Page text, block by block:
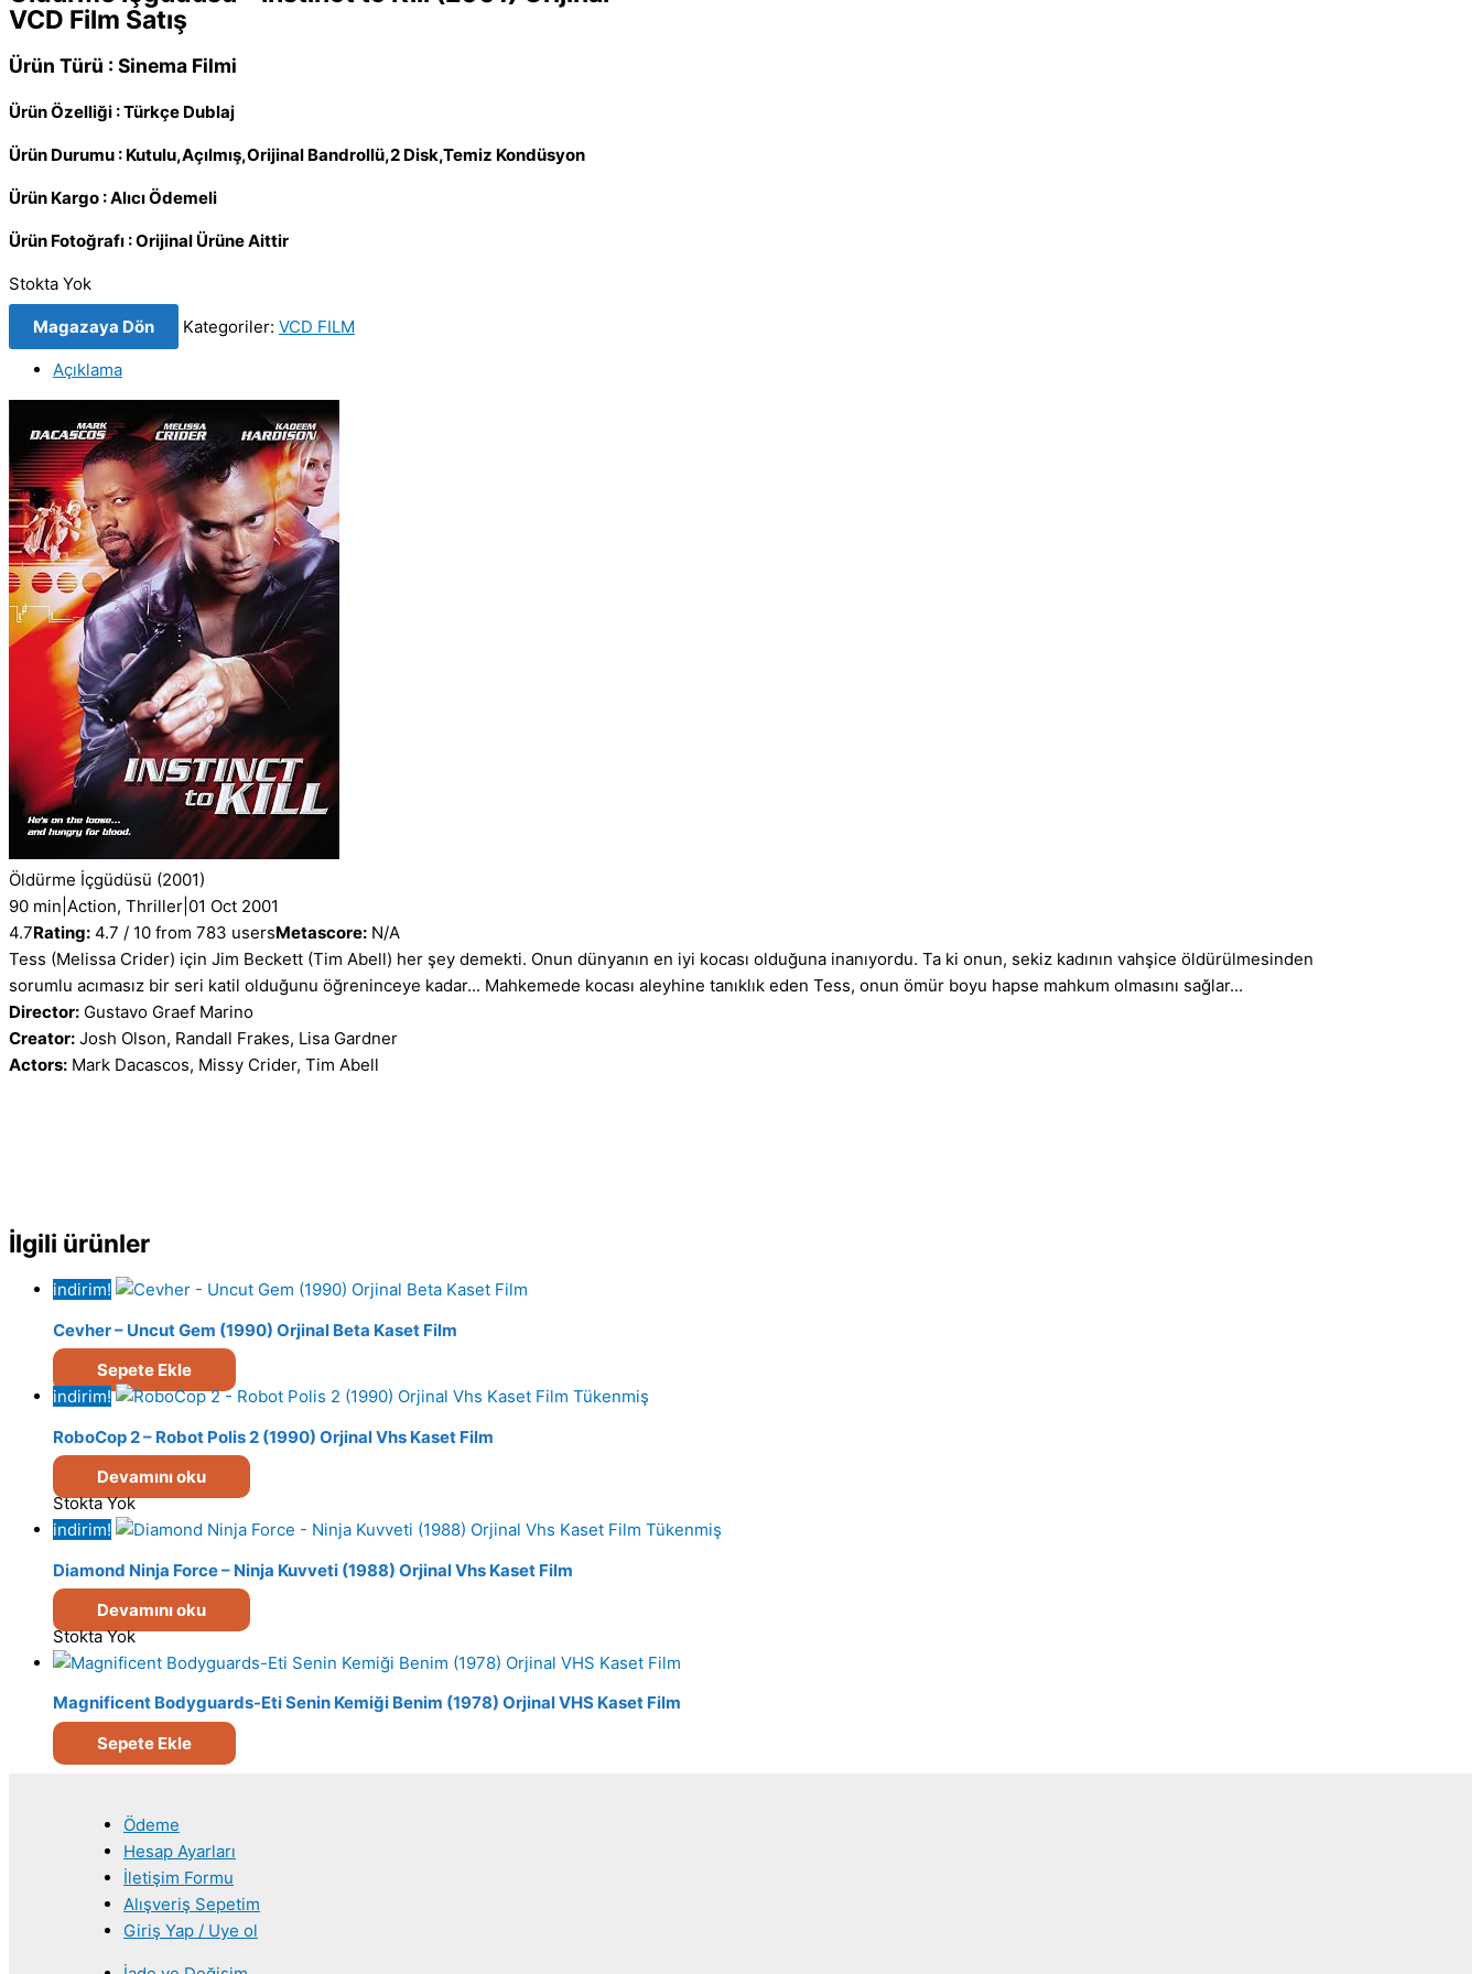
VCD Film Satış
Ürün Türü : Sinema Filmi
Ürün Özelliği : Türkçe Dublaj
Ürün Durumu : Kutulu,Açılmış,Orijinal Bandrollü,2 Disk,Temiz Kondüsyon
Ürün Kargo : Alıcı Ödemeli
Ürün Fotoğrafı : Orijinal Ürüne Aittir
Stokta Yok
Magazaya Dön Kategoriler: VCD FILM
Açıklama
Öldürme İçgüdüsü (2001)
90 min Action, Thriller 01 Oct 2001
4.7Rating: 4.7 / 10 from 783 usersMetascore: N/A
Tess (Melissa Crider) için Jim Beckett (Tim Abell) her şey demekti. Onun dünyanın en iyi kocası olduğuna inanıyordu. Ta ki onun, sekiz kadının vahşice öldürülmesinden
sorumlu acımasız bir seri katil olduğunu öğreninceye kadar... Mahkemede kocası aleyhine tanıklık eden Tess, onun ömür boyu hapse mahkum olmasını sağlar...
Director: Gustavo Graef Marino
Creator: Josh Olson, Randall Frakes, Lisa Gardner
Actors: Mark Dacascos, Missy Crider, Tim Abell
İlgili ürünler
indirim!
Cevher – Uncut Gem (1990) Orjinal Beta Kaset Film
Sepete Ekle
indirim!
Tükenmiş
RoboCop 2 – Robot Polis 2 (1990) Orjinal Vhs Kaset Film
Devamını oku
Stokta Yok
indirim!
Tükenmiş
Diamond Ninja Force – Ninja Kuvveti (1988) Orjinal Vhs Kaset Film
Devamını oku
Stokta Yok
Magnificent Bodyguards-Eti Senin Kemiği Benim (1978) Orjinal VHS Kaset Film
Sepete Ekle
Ödeme
Hesap Ayarları
İletişim Formu
Alışveriş Sepetim
Giriş Yap / Uye ol